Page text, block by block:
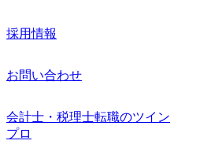
採用情報
お問い合わせ
会計士・税理士転職のツイン
プロ